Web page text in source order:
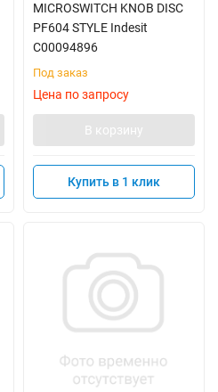
MICROSWITCH KNOB DISC
PF604 STYLE Indesit
C00094896
Под заказ
Цена по запросу
В корзину
Купить в 1 клик